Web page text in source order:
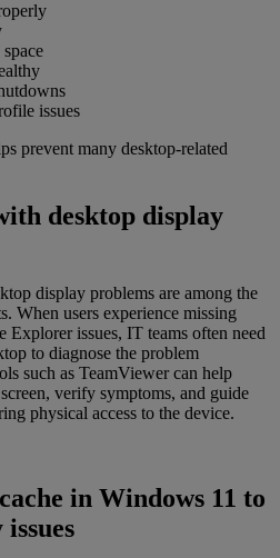
issues
prevent many desktop-related
desktop display
display problems are among the
When users experience missing
Explorer issues, IT teams often need
to diagnose the problem
such as TeamViewer can help
verify symptoms, and guide
physical access to the device.
in Windows 11 to